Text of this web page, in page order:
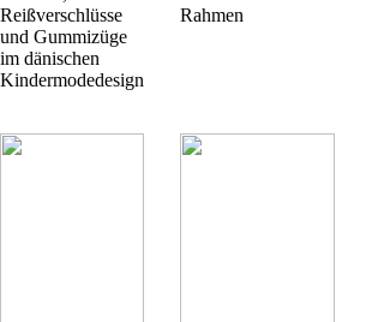
Reißverschlüsse
und Gummizüge
im dänischen
Kindermodedesign
Rahmen